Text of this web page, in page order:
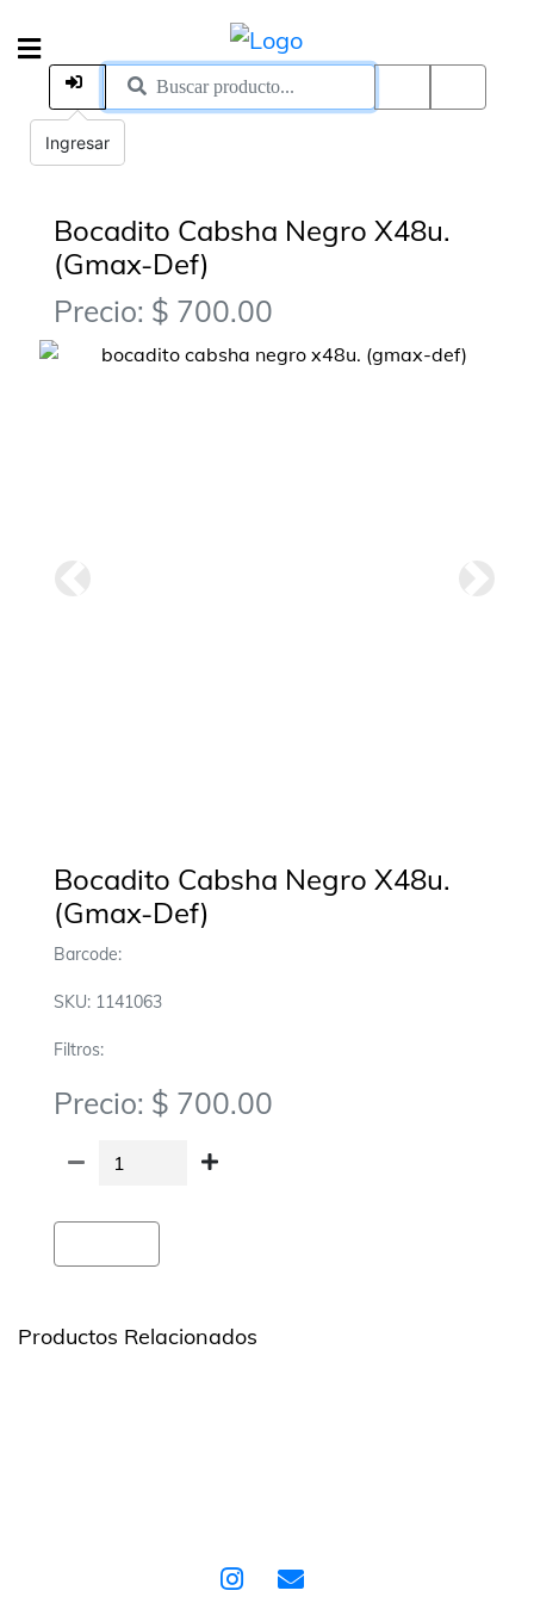
Bocadito Cabsha Negro X48u.
(Gmax-Def)
Precio: $ 700.00
Bocadito Cabsha Negro X48u.
(Gmax-Def)
Barcode:
SKU: 1141063
Filtros:
Precio: $ 700.00
Productos Relacionados
Ingresar